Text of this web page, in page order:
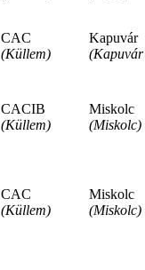
CAC
(Küllem)
Kapuvár
CACIB
(Küllem)
Miskolc
(Miskolc)
CAC
(Küllem)
Miskolc
(Miskolc)